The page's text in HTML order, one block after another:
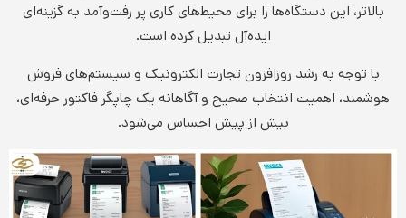
بالاتر، این دستگاه‌ها را برای محیط‌های کاری پر رفت‌وآمد به گزینه‌ای
ایده‌آل تبدیل کرده است.
با توجه به رشد روزافزون تجارت الکترونیک و سیستم‌های فروش
هوشمند، اهمیت انتخاب صحیح و آگاهانه یک چاپگر فاکتور حرفه‌ای،
بیش از پیش احساس می‌شود.